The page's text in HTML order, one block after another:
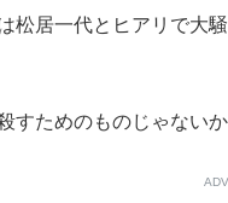
松居一代とヒアリで大
すためのものじゃない